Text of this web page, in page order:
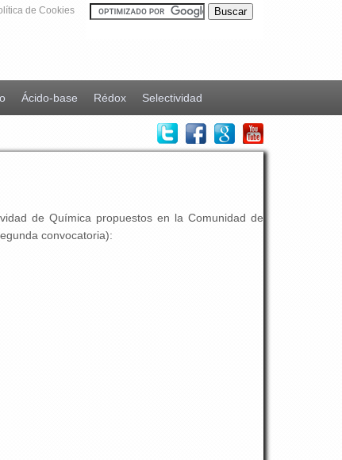
de Cookies
Ácido-base Rédox Selectividad
de Química propuestos en la Comunidad de
convocatoria):